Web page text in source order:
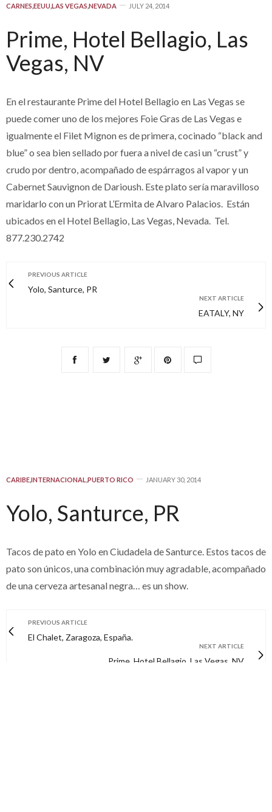
CARNES,EEUU,LAS VEGAS,NEVADA JULY 24, 2014
Prime, Hotel Bellagio, Las
Vegas, NV
En el restaurante Prime del Hotel Bellagio en Las Vegas se
puede comer uno de los mejores Foie Gras de Las Vegas e
igualmente el Filet Mignon es de primera, cocinado “black and
blue” o sea bien sellado por fuera a nivel de casi un “crust” y
crudo por dentro, acompañado de espárragos al vapor y un
Cabernet Sauvignon de Darioush. Este plato sería maravilloso
maridarlo con un Priorat L’Ermita de Alvaro Palacios. Están
ubicados en el Hotel Bellagio, Las Vegas, Nevada. Tel.
877.230.2742
PREVIOUS ARTICLE
Yolo, Santurce, PR
NEXT ARTICLE
EATALY, NY
CARIBE,INTERNACIONAL,PUERTO RICO JANUARY 30, 2014
Yolo, Santurce, PR
Tacos de pato en Yolo en Ciudadela de Santurce. Estos tacos de
pato son únicos, una combinación muy agradable, acompañado
de una cerveza artesanal negra… es un show.
PREVIOUS ARTICLE
El Chalet, Zaragoza, España.
NEXT ARTICLE
Prime, Hotel Bellagio, Las Vegas, NV